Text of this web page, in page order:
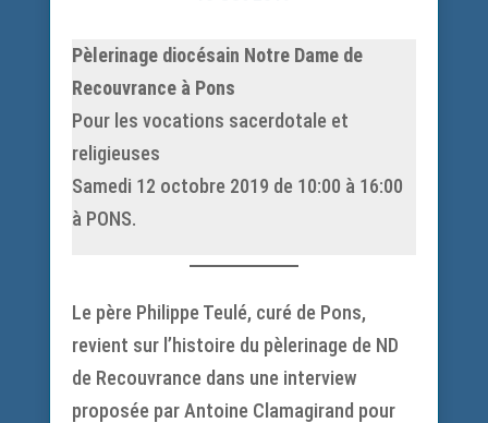
Pèlerinage diocésain Notre Dame de
Recouvrance à Pons
Pour les vocations sacerdotale et
religieuses
Samedi 12 octobre 2019 de 10:00 à 16:00
à PONS.
Le père Philippe Teulé, curé de Pons,
revient sur l’histoire du pèlerinage de ND
de Recouvrance dans une interview
proposée par Antoine Clamagirand pour